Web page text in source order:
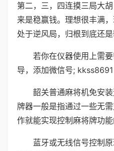
第二，三，四连摸三局大
来是稳赢钱。理想很丰满
处于逆风局，归根到底还是
若你在仪器使用上需
导，添加微信号; kkss8691
韶关普通麻将机免安
牌器一般是指通过一些无
作就能实现控制麻将牌功能
蓝牙或无线信号控制